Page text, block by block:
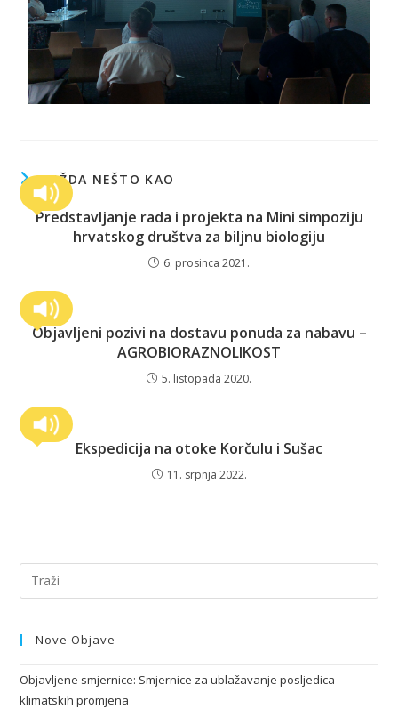
MOŽDA NEŠTO KAO
Predstavljanje rada i projekta na Mini simpoziju
hrvatskog društva za biljnu biologiju
6. prosinca 2021.
Objavljeni pozivi na dostavu ponuda za nabavu –
AGROBIORAZNOLIKOST
5. listopada 2020.
Ekspedicija na otoke Korčulu i Sušac
11. srpnja 2022.
Nove Objave
Objavljene smjernice: Smjernice za ublažavanje posljedica
klimatskih promjena